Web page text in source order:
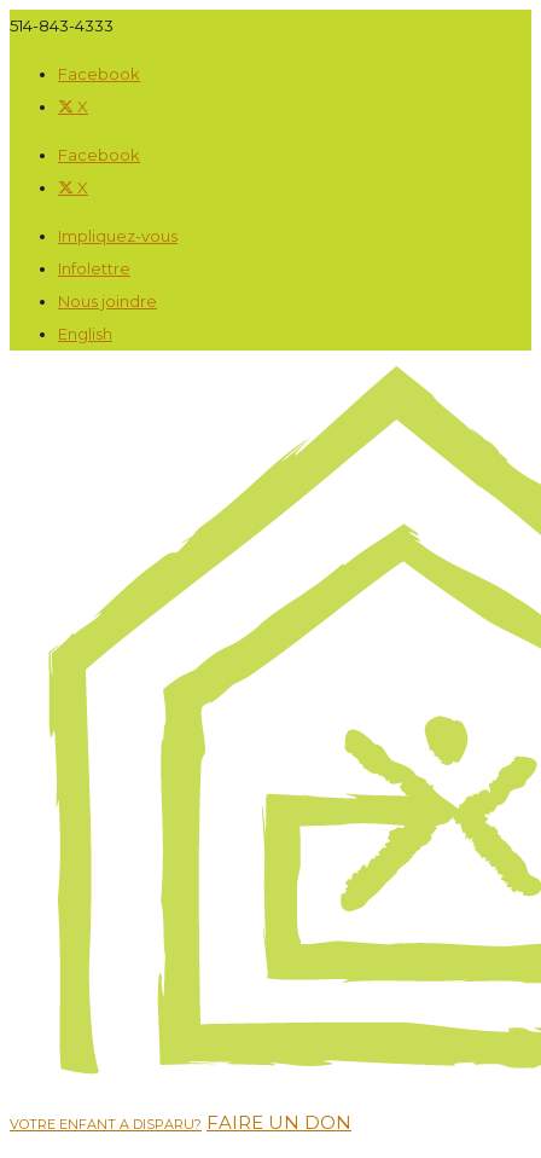
514-843-4333
Facebook
X
Facebook
X
Impliquez-vous
Infolettre
Nous joindre
English
VOTRE ENFANT A DISPARU? FAIRE UN DON